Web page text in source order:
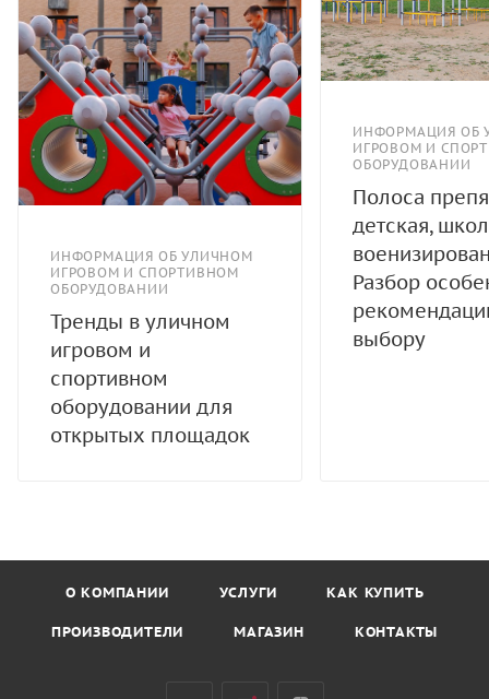
ИНФОРМАЦИЯ ОБ УЛИЧНОМ
ИГРОВОМ И СПОРТИВНОМ
ОБОРУДОВАНИИ
Тренды в уличном
игровом и
спортивном
оборудовании для
открытых площадок
ИНФОРМАЦИЯ ОБ
ИГРОВОМ И
ОБОРУДОВАНИИ
Полоса
детская,
Разбор
выбору
О КОМПАНИИ УСЛУГИ КАК КУПИТЬ
ПРОИЗВОДИТЕЛИ МАГАЗИН КОНТАКТЫ